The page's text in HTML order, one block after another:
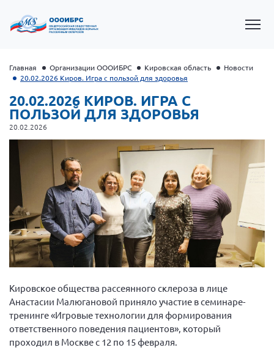
Президент Власов Я.В.
Первый вице-президент Кичигина Н. Ф.
Генеральный директор Матвиевская О.В.
Вице-президент Зрячева Н.В.
Вице-президент Шишлянников Ф.В.
Информационная служба
Отдел международных отношений
Вице-президент Черненко Д.Е.
Главная Организации ОООИБРС Кировская область
Новости
20.02.2026 Киров. Игра с пользой для здоровья
20.02.2026 КИРОВ. ИГРА С
ПОЛЬЗОЙ ДЛЯ ЗДОРОВЬЯ
20.02.2026
Кировское общества рассеянного склероза в лице
Анастасии Малюгановой приняло участие в семинаре-
тренинге «Игровые технологии для формирования
ответственного поведения пациентов», который
проходил в Москве с 12 по 15 февраля.